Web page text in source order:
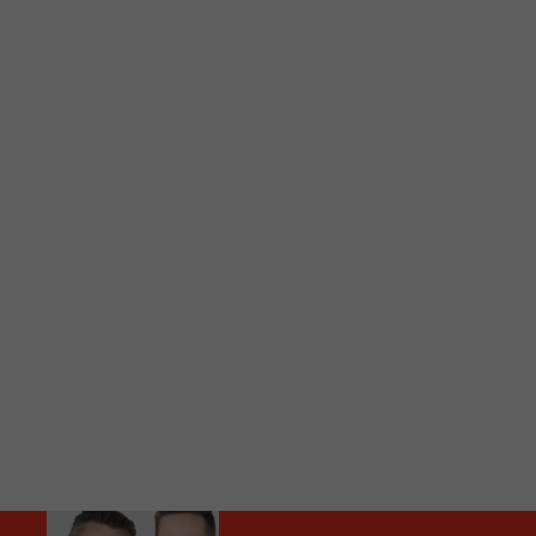
Audio